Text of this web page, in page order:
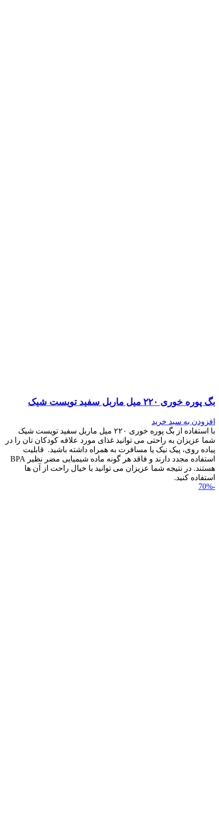
بگ پوره خوری ۲۲۰ میل ماربل سفید تویست شیک
افزودن به سبد خرید
با استفاده از بگ پوره خوری ۲۲۰ میل ماربل سفید تویست شیک
شما عزیزان به راحتی می توانید غذای مورد علاقه کودکان تان را در
پیاده روی، پیک نیک یا مسافرت به همراه داشته باشید. قابلیت
استفاده مجدد دارند و فاقد هر گونه ماده شیمیایی مضر نظیر BPA
هستند. در نتیجه شما عزیزان می توانید با خیال راحت از آن ها
استفاده کنید.
-70%